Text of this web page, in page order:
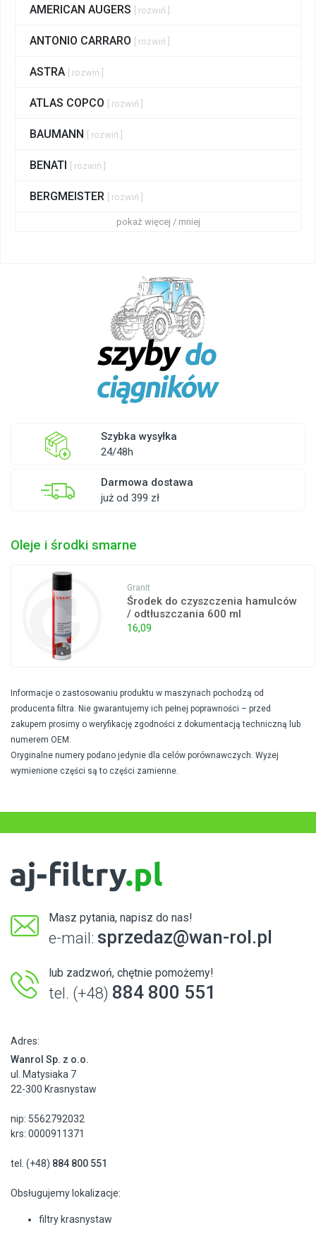
AMERICAN AUGERS [ rozwiń ]
ANTONIO CARRARO [ rozwiń ]
ASTRA [ rozwiń ]
ATLAS COPCO [ rozwiń ]
BAUMANN [ rozwiń ]
BENATI [ rozwiń ]
BERGMEISTER [ rozwiń ]
pokaż więcej / mniej
Szybka wysyłka
24/48h
Darmowa dostawa
już od 399 zł
Oleje i środki smarne
Granit
Środek do czyszczenia hamulców
/ odtłuszczania 600 ml
16,09
Informacje o zastosowaniu produktu w maszynach pochodzą od
producenta filtra. Nie gwarantujemy ich pełnej poprawności – przed
zakupem prosimy o weryfikację zgodności z dokumentacją techniczną lub
numerem OEM.
Oryginalne numery podano jedynie dla celów porównawczych. Wyżej
wymienione części są to części zamienne.
Masz pytania, napisz do nas!
e-mail: sprzedaz@wan-rol.pl
lub zadzwoń, chętnie pomożemy!
tel. (+48) 884 800 551
Adres:
Wanrol Sp. z o.o.
ul. Matysiaka 7
22-300 Krasnystaw
nip: 5562792032
krs: 0000911371
tel. (+48) 884 800 551
Obsługujemy lokalizacje:
filtry krasnystaw